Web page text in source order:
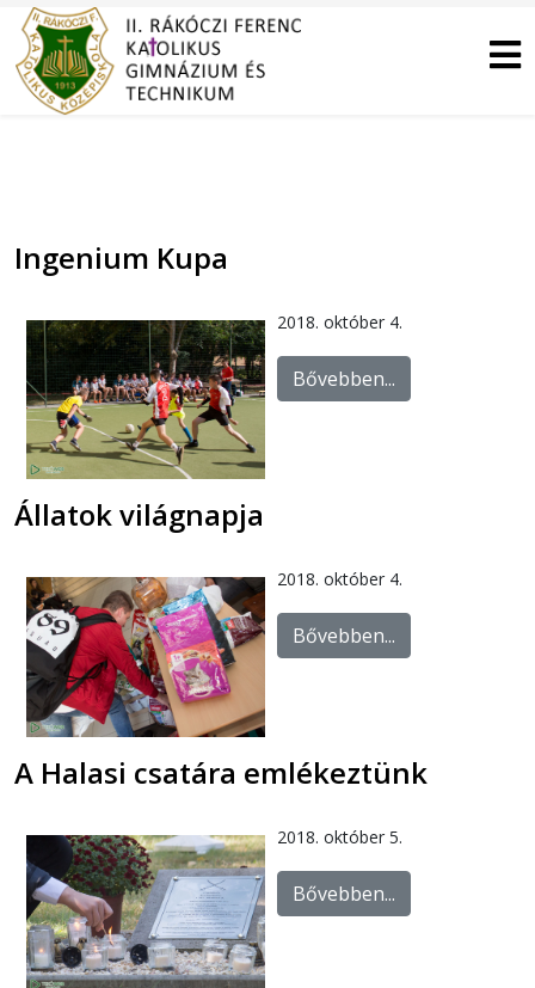
Ingenium Kupa
2018. október 4.
Bővebben...
Állatok világnapja
2018. október 4.
Bővebben...
A Halasi csatára emlékeztünk
2018. október 5.
Bővebben...